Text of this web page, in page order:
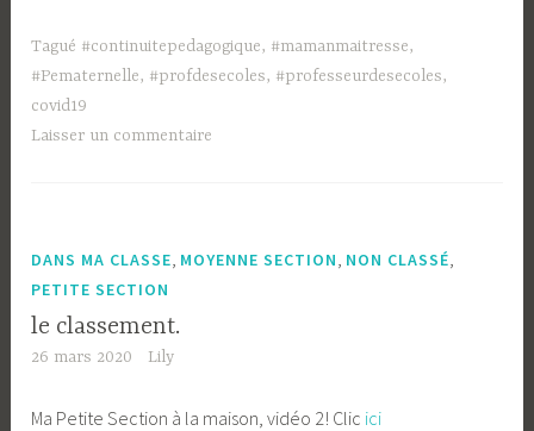
Tagué #continuitepedagogique, #mamanmaitresse,
#Pematernelle, #profdesecoles, #professeurdesecoles,
covid19
Laisser un commentaire
DANS MA CLASSE MOYENNE SECTION NON CLASSÉ
PETITE SECTION
le classement.
26 mars 2020 Lily
Ma Petite Section à la maison, vidéo 2! Clic ici